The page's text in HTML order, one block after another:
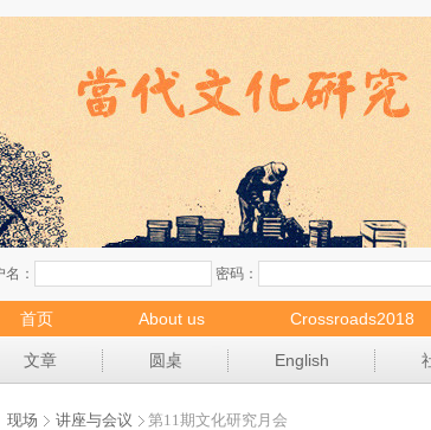
首页 About us Crossroads2018
现场
文章 圆桌 English
现场 讲座与会议 第11期文化研究月会